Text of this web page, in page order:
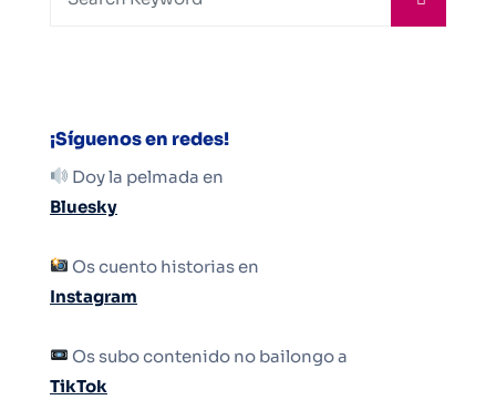
¡Síguenos en redes!
Doy la pelmada en
Bluesky
Os cuento historias en
Instagram
Os subo contenido no bailongo a
TikTok